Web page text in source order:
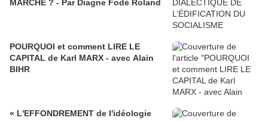
MARCHÉ ? - Par Diagne Fodé Roland
POURQUOI et comment LIRE LE
CAPITAL de Karl MARX - avec Alain
BIHR
« L'EFFONDREMENT de l'idéologie